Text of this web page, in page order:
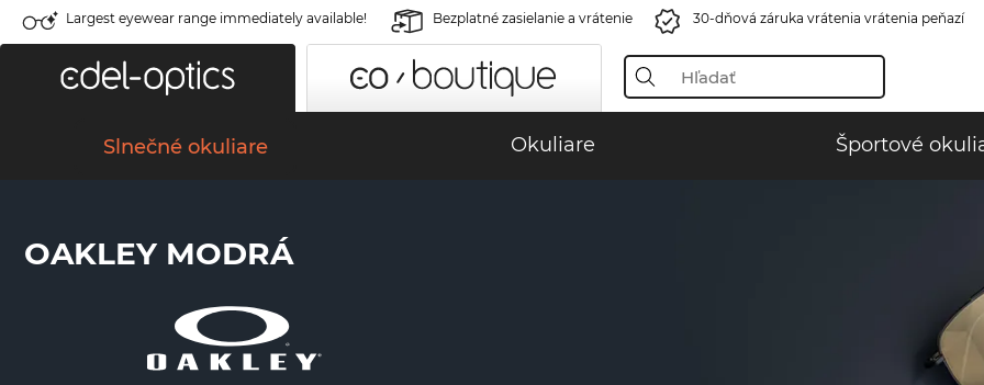
Largest eyewear range immediately available! Bezplatné zasielanie a vrátenie 30-dňová záruka vrátenia vrátenia peňazí
Slnečné okuliare Okuliare Športové
OAKLEY MODRÁ